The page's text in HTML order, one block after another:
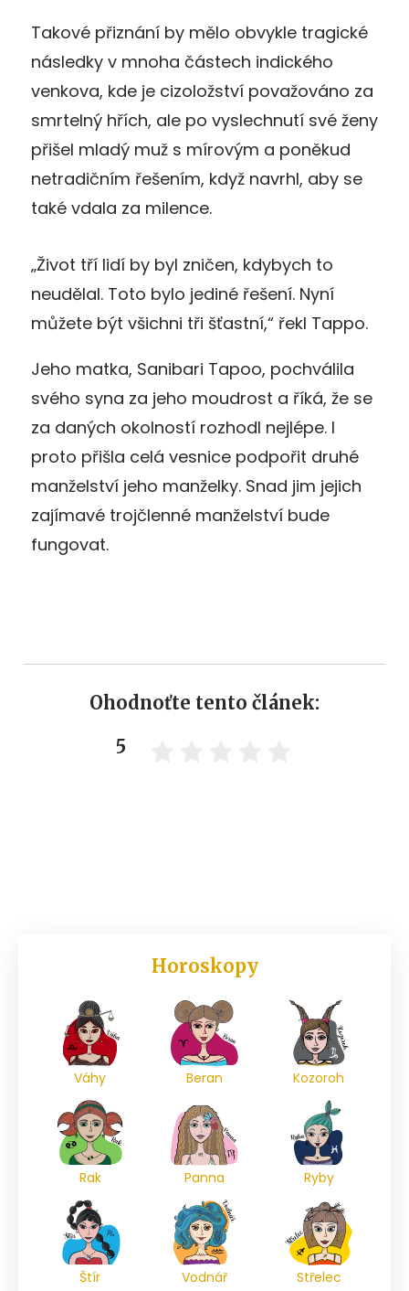
Takové přiznání by mělo obvykle tragické
následky v mnoha částech indického
venkova, kde je cizoložství považováno za
smrtelný hřích, ale po vyslechnutí své ženy
přišel mladý muž s mírovým a poněkud
netradičním řešením, když navrhl, aby se
také vdala za milence.
„Život tří lidí by byl zničen, kdybych to
neudělal. Toto bylo jediné řešení. Nyní
můžete být všichni tři šťastní,“ řekl Tappo.
Jeho matka, Sanibari Tapoo, pochválila
svého syna za jeho moudrost a říká, že se
za daných okolností rozhodl nejlépe. I
proto přišla celá vesnice podpořit druhé
manželství jeho manželky. Snad jim jejich
zajímavé trojčlenné manželství bude
fungovat.
Ohodnoťte tento článek:
5
Horoskopy
Váhy Beran Kozoroh
Rak Panna Ryby
Štír Vodnář Střelec